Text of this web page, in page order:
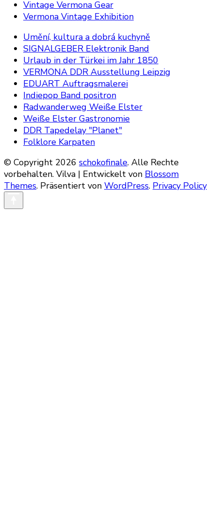
Vintage Vermona Gear
Vermona Vintage Exhibition
Umění, kultura a dobrá kuchyně
SIGNALGEBER Elektronik Band
Urlaub in der Türkei im Jahr 1850
VERMONA DDR Ausstellung Leipzig
EDUART Auftragsmalerei
Indiepop Band positron
Radwanderweg Weiße Elster
Weiße Elster Gastronomie
DDR Tapedelay "Planet"
Folklore Karpaten
© Copyright 2026 schokofinale. Alle Rechte
vorbehalten. Vilva | Entwickelt von Blossom
Themes. Präsentiert von WordPress. Privacy Policy